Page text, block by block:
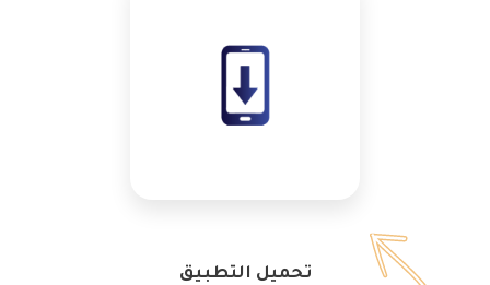
تحميل التطبيق